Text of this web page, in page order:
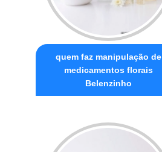
quem faz manipulação de
medicamentos florais
Belenzinho